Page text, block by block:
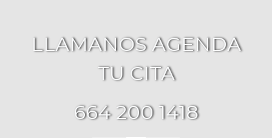
LLAMANOS AGENDA
TU CITA
664 200 1418